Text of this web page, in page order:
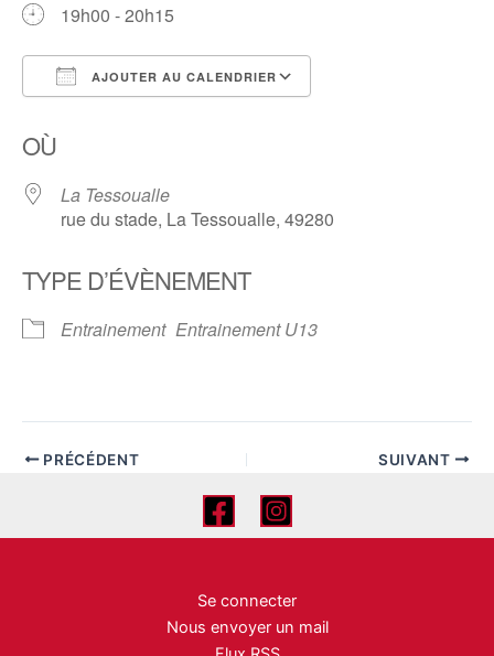
19h00 - 20h15
AJOUTER AU CALENDRIER
OÙ
La Tessoualle
rue du stade, La Tessoualle, 49280
TYPE D’ÉVÈNEMENT
Entrainement Entrainement U13
PRÉCÉDENT SUIVANT
Se connecter
Nous envoyer un mail